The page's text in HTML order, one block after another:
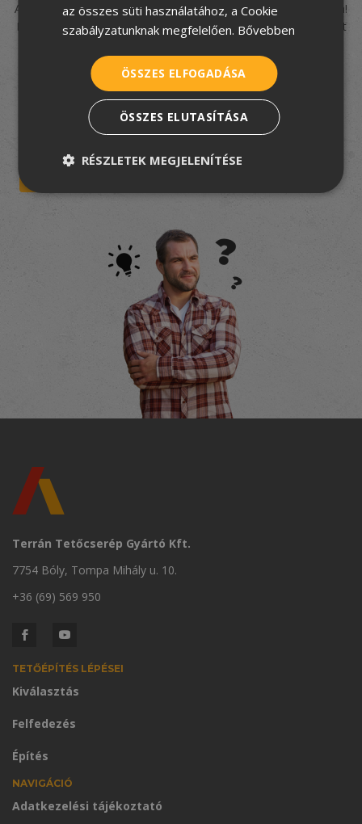
A TetőtÉpítek csapata segít eligazodni a tetőfedés rejtelmeiben!
Iratkozzon fel5 részes tudástárunkra, és hozzon jó döntést
Elfogadom az adatkezelési tájékoztatót
Terrán Tetőcserép Gyártó Kft.
7754 Bóly, Tompa Mihály u. 10.
+36 (69) 569 950
TETŐÉPÍTÉS LÉPÉSEI
Kiválasztás
Felfedezés
Építés
NAVIGÁCIÓ
Adatkezelési tájékoztató
SERBIAN
az összes süti használatához, a Cookie
szabályzatunknak megfelelően. Bővebben
ÖSSZES ELFOGADÁSA
ÖSSZES ELUTASÍTÁSA
RÉSZLETEK MEGJELENÍTÉSE